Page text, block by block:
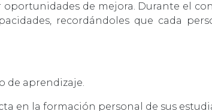
de mejora. Durante el
recordándoles que cada
de aprendizaje.
en la formación personal de sus